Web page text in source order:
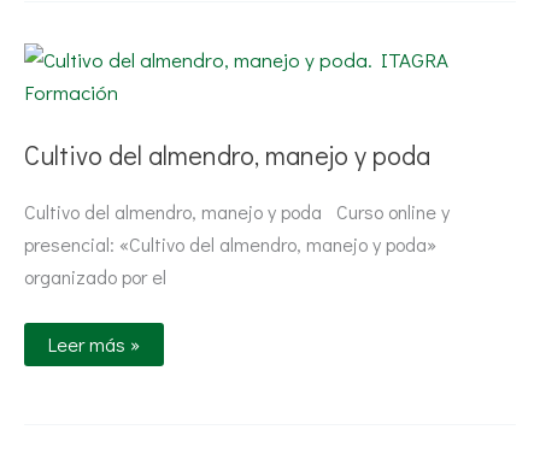
Cultivo del almendro, manejo y poda
Cultivo del almendro, manejo y poda Curso online y
presencial: «Cultivo del almendro, manejo y poda»
organizado por el
Cultivo
del
almendro,
poda
Leer más »